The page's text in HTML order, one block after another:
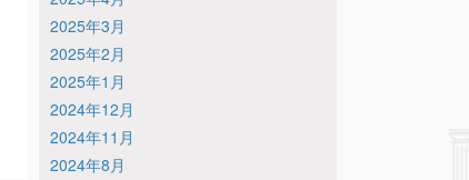
2025年3月
2025年2月
2025年1月
2024年12月
2024年11月
2024年8月